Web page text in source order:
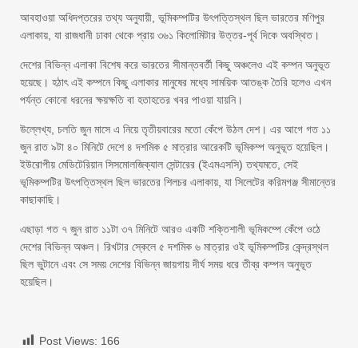
আবহাওয়া অধিদপ্তরের তথ্য অনুযায়ী, ভূমিকম্পটির উৎপত্তিস্থল ছিল ভারতের মণিপুর
এলাকায়, যা রাজধানী ঢাকা থেকে প্রায় ৩৬১ কিলোমিটার উত্তর-পূর্ব দিকে অবস্থিত।
দেশের বিভিন্ন এলাকা বিশেষ করে ভারতের সীমান্তবর্তী কিছু অঞ্চলেও এই কম্পন অনুভূত
হয়েছে। হঠাৎ এই কম্পনে কিছু এলাকার মানুষের মধ্যে সাময়িক আতঙ্ক তৈরি হলেও এখন
পর্যন্ত কোনো ধরনের ক্ষয়ক্ষতি বা হতাহতের খবর পাওয়া যায়নি।
উল্লেখ্য, চলতি জুন মাসে এ নিয়ে তৃতীয়বারের মতো কেঁপে উঠল দেশ। এর আগে গত ১১
জুন রাত ৯টা ৪০ মিনিটে দেশে ৪ দশমিক ৫ মাত্রার আরেকটি ভূমিকম্প অনুভূত হয়েছিল।
ইউরোপীয় মেডিটেরিয়ান সিসমোলজিক্যাল সেন্টারের (ইএমএসসি) তথ্যমতে, সেই
ভূমিকম্পটির উৎপত্তিস্থল ছিল ভারতের শিলচর এলাকায়, যা সিলেটের করিমগঞ্জ সীমান্তের
কাছাকাছি।
এছাড়া গত ৭ জুন রাত ১১টা ৩৭ মিনিটে আরও একটি শক্তিশালী ভূমিকম্পে কেঁপে ওঠে
দেশের বিভিন্ন অঞ্চল। রিখটার স্কেলে ৫ দশমিক ৬ মাত্রার ওই ভূমিকম্পটির কেন্দ্রস্থল
ছিল ভুটানে এবং সে সময় দেশের বিভিন্ন জায়গায় দীর্ঘ সময় ধরে তীব্র কম্পন অনুভূত
হয়েছিল।
Post Views: 166